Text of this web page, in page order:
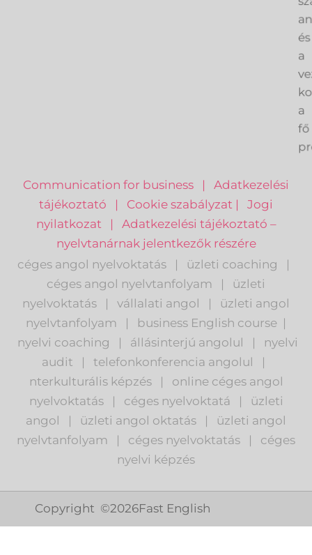
és
a
a
Communication for business | Adatkezelési
tájékoztató | Cookie szabályzat | Jogi
nyilatkozat | Adatkezelési tájékoztató –
nyelvtanárnak jelentkezők részére
céges angol nyelvoktatás
| üzleti coaching
|
céges angol nyelvtanfolyam
|
üzleti
nyelvoktatás
| vállalati angol |
üzleti angol
nyelvtanfolyam
| business English course |
nyelvi coaching
| állásinterjú angolul |
nyelvi
audit
| telefonkonferencia angolul
|
nterkulturális képzés
| online céges angol
nyelvoktatás
| céges nyelvoktatá |
üzleti
angol
| üzleti angol oktatás |
üzleti angol
nyelvtanfolyam
| céges nyelvoktatás |
céges
nyelvi képzés
Copyright ©2026Fast English